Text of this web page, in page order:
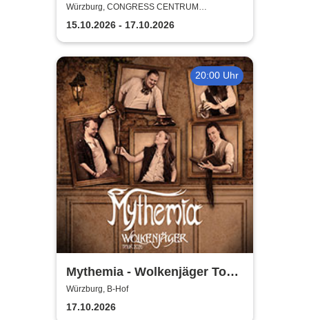
nix
Würzburg, CONGRESS CENTRUM
WÜRZBURG
15.10.2026 - 17.10.2026
20:00 Uhr
Mythemia - Wolkenjäger Tour
2026
Würzburg, B-Hof
17.10.2026